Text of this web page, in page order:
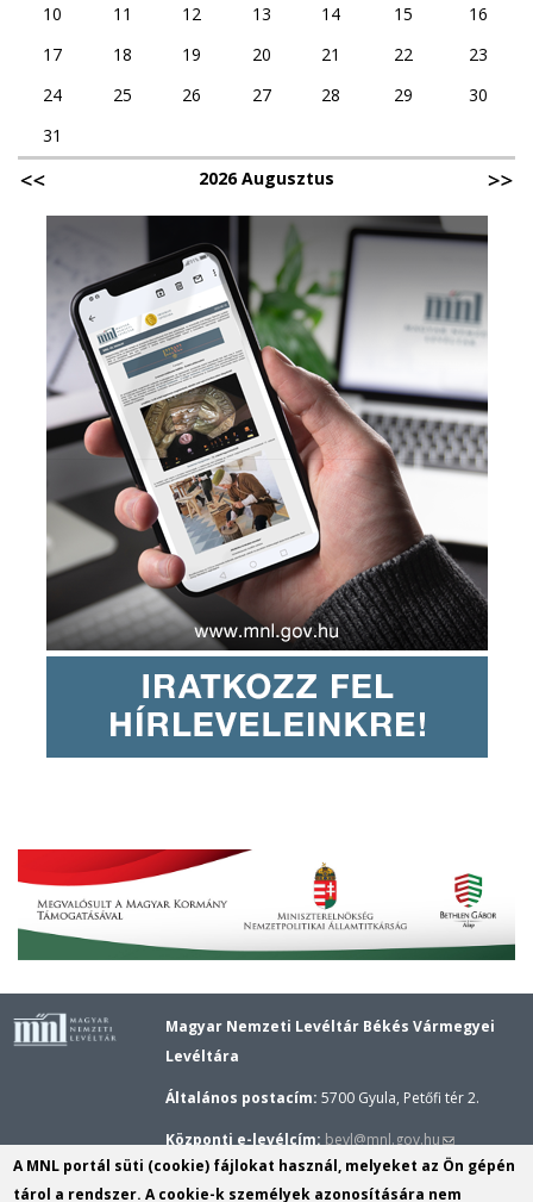
10
11 12 13 14 15
16
17
18 19 20 21 22
23
24
25 26 27 28 29
30
31
2026 Augusztus
Magyar Nemzeti Levéltár Békés Vármegyei
Levéltára
Általános postacím: 5700 Gyula, Petőfi tér 2.
Központi e-levélcím: bevl@mnl.gov.hu(link
sends
e-
Gyulai épület központi telefonszáma:
(+36–66)
A MNL portál süti (cookie) fájlokat használ, melyeket az Ön gépén
tárol a rendszer. A cookie-k személyek azonosítására nem